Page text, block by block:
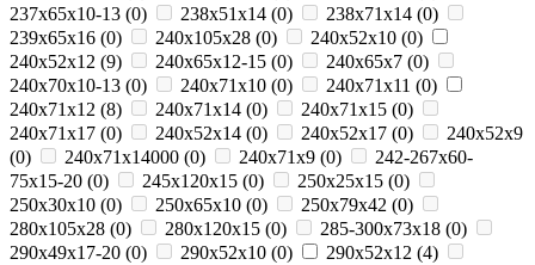
237x65x10-13 (0) 238х51х14 (0) 238х71х14 (0)
239х65х16 (0) 240x105x28 (0) 240x52x10 (0)
240x52x12 (9) 240x65x12-15 (0) 240x65x7 (0)
240x70x10-13 (0) 240x71x10 (0) 240x71x11 (0)
240x71x12 (8) 240x71x14 (0) 240x71x15 (0)
240x71x17 (0) 240х52х14 (0) 240х52х17 (0)
240х52х9
(0) 240х71х14000 (0) 240х71х9 (0)
242-267x60-
75x15-20 (0) 245x120x15 (0) 250x25x15 (0)
250x30x10 (0) 250x65x10 (0) 250х79х42 (0)
280x105x28 (0) 280x120x15 (0) 285-300x73x18 (0)
290x49x17-20 (0) 290x52x10 (0) 290x52x12 (4)